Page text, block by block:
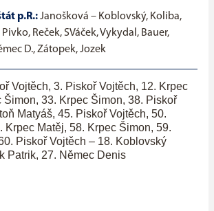
p.R.:Janošková – Koblovský, Koliba,
Reček, SVáček, Vykydal, Bauer,
D., Zátopek, Jozek
Vojtěch, 3. Piskoř Vojtěch, 12. Krpec
Šimon, 33. Krpec Šimon, 38. Piskoř
Matyáš, 45. Piskoř Vojtěch, 50.
Krpec Matěj, 58. Krpec Šimon, 59.
Piskoř Vojtěch – 18. Koblovský
Patrik, 27. Němec Denis